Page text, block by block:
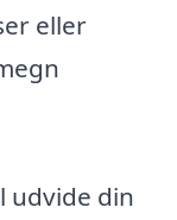
eller
udvide din